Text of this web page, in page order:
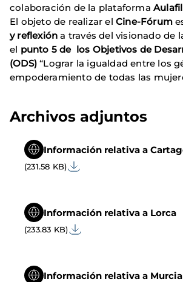
colaboración de la plataforma
El objeto de realizar el Cine-Fórum
y reflexión a través del visionado de
el punto 5 de los Objetivos de
(ODS) “Lograr la igualdad entre los
empoderamiento de todas las
Archivos adjuntos
Información relativa a
(231.58 KB)
Información relativa a Lorca
(233.83 KB)
Información relativa a Murcia